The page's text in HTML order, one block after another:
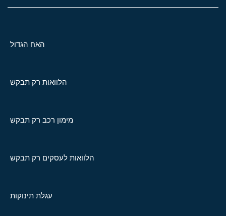
האח הגדול
הלוואות רק תבקש
מימון רכב רק תבקש
הלוואות לעסקים רק תבקש
עגלת תינוקות